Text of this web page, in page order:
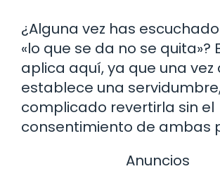
¿Alguna vez has
«lo que se da no se quita»?
aplica aquí, ya que una vez
establece una
complicado revertirla sin el
consentimiento de ambas
Anuncios